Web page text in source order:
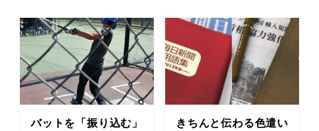
バットを「振り込む」
きちんと伝わる色遣い